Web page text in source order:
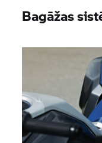
Bagāžas